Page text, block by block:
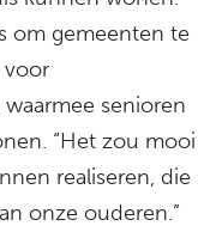
om gemeenten te
voor
senioren
“Het zou mooi
realiseren, die
onze ouderen.”